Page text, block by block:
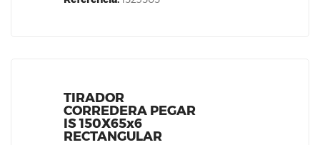
TIRADOR
CORREDERA PEGAR
IS 150X65x6
RECTANGULAR